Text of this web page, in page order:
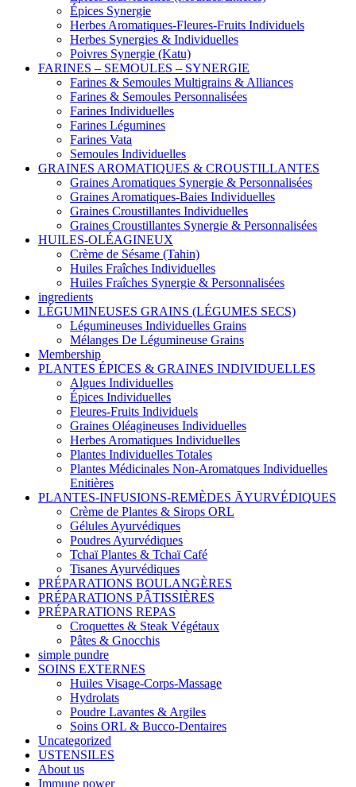
Épices Synergie
Herbes Aromatiques-Fleures-Fruits Individuels
Herbes Synergies & Individuelles
Poivres Synergie (Katu)
FARINES – SEMOULES – SYNERGIE
Farines & Semoules Multigrains & Alliances
Farines & Semoules Personnalisées
Farines Individuelles
Farines Légumines
Farines Vata
Semoules Individuelles
GRAINES AROMATIQUES & CROUSTILLANTES
Graines Aromatiques Synergie & Personnalisées
Graines Aromatiques-Baies Individuelles
Graines Croustillantes Individuelles
Graines Croustillantes Synergie & Personnalisées
HUILES-OLÉAGINEUX
Crème de Sésame (Tahin)
Huiles Fraîches Individuelles
Huiles Fraîches Synergie & Personnalisées
ingredients
LÉGUMINEUSES GRAINS (LÉGUMES SECS)
Légumineuses Individuelles Grains
Mélanges De Légumineuse Grains
Membership
PLANTES ÉPICES & GRAINES INDIVIDUELLES
Algues Individuelles
Épices Individuelles
Fleures-Fruits Individuels
Graines Oléagineuses Individuelles
Herbes Aromatiques Individuelles
Plantes Individuelles Totales
Plantes Médicinales Non-Aromatques Individuelles
Enitières
PLANTES-INFUSIONS-REMÈDES ĀYURVÉDIQUES
Crème de Plantes & Sirops ORL
Gélules Ayurvédiques
Poudres Ayurvédiques
Tchaï Plantes & Tchaï Café
Tisanes Ayurvédiques
PRÉPARATIONS BOULANGÈRES
PRÉPARATIONS PÂTISSIÈRES
PRÉPARATIONS REPAS
Croquettes & Steak Végétaux
Pâtes & Gnocchis
simple pundre
SOINS EXTERNES
Huiles Visage-Corps-Massage
Hydrolats
Poudre Lavantes & Argiles
Soins ORL & Bucco-Dentaires
Uncategorized
USTENSILES
About us
Immune power